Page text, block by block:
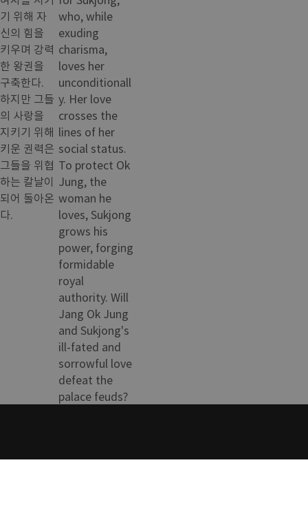
기 위해 자
신의 힘을
키우며 강력
한 왕권을
구축한다.
하지만 그들
의 사랑을
지키기 위해
키운 권력은
그들을 위협
하는 칼날이
되어 돌아온
다.
who, while
exuding
charisma,
loves her
unconditionall
y. Her love
crosses the
lines of her
social status.
To protect Ok
Jung, the
woman he
loves, Sukjong
grows his
power, forging
formidable
royal
authority. Will
Jang Ok Jung
and Sukjong's
ill-fated and
sorrowful love
defeat the
palace feuds?